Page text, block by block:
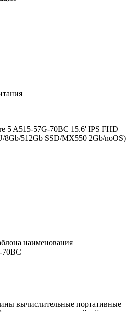
5 A515-57G-70BC 15.6' IPS FHD
8Gb/512Gb SSD/MX550 2Gb/noOS)
наименования
70BC
вычислительные портативные